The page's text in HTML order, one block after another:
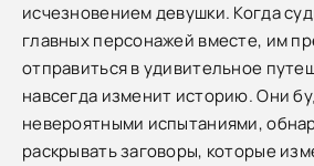
исчезновением девушки. Когда
главных персонажей вместе, им
отправиться в удивительное
навсегда изменит историю. Они
невероятными испытаниями,
раскрывать заговоры, которые